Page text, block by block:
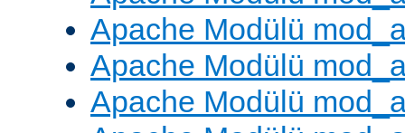
Apache Modülü
Apache Modülü
Apache Modülü